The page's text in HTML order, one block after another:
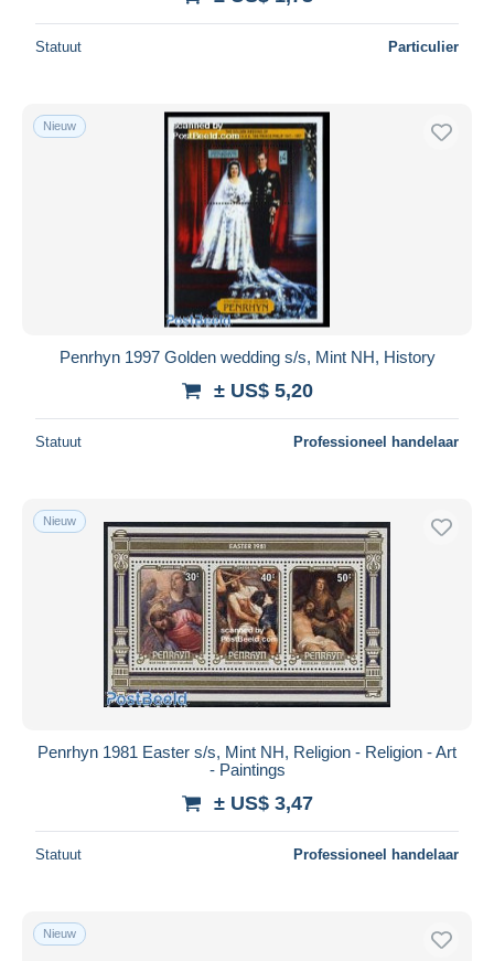
Statuut Particulier
Nieuw
Penrhyn 1997 Golden wedding s/s, Mint NH, History
± US$ 5,20
Statuut Professioneel handelaar
Nieuw
Penrhyn 1981 Easter s/s, Mint NH, Religion - Religion - Art
- Paintings
± US$ 3,47
Statuut Professioneel handelaar
Nieuw